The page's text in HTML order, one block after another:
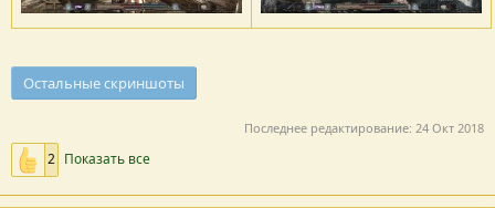
Остальные скриншоты
Последнее редактирование: 24 Окт 2018
2 Показать все